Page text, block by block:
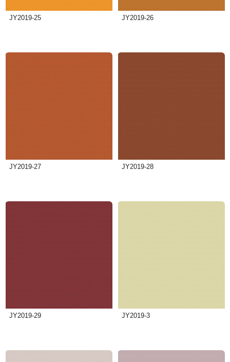
JY2019-25 JY2019-26
JY2019-27 JY2019-28
JY2019-29 JY2019-3